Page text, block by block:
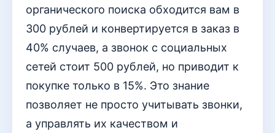
органического поиска обходится вам в
300 рублей и конвертируется в заказ в
40% случаев, а звонок с социальных
сетей стоит 500 рублей, но приводит к
покупке только в 15%. Это знание
позволяет не просто учитывать звонки,
а управлять их качеством и